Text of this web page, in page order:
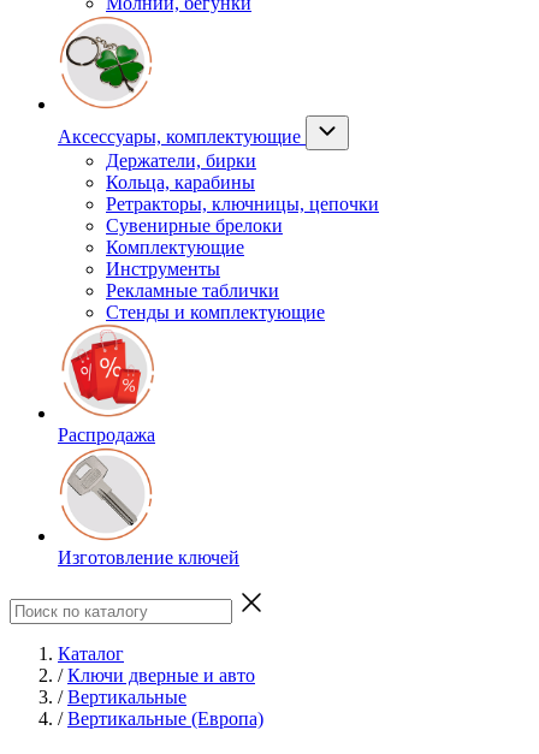
Аксессуары, комплектующие
Держатели, бирки
Кольца, карабины
Ретракторы, ключницы, цепочки
Сувенирные брелоки
Комплектующие
Инструменты
Рекламные таблички
Стенды и комплектующие
Распродажа
Изготовление ключей
Каталог
/ Ключи дверные и авто
/ Вертикальные
/ Вертикальные (Европа)